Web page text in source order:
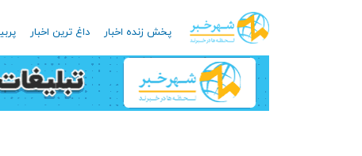
پخش زنده اخبار داغ ترین اخبار